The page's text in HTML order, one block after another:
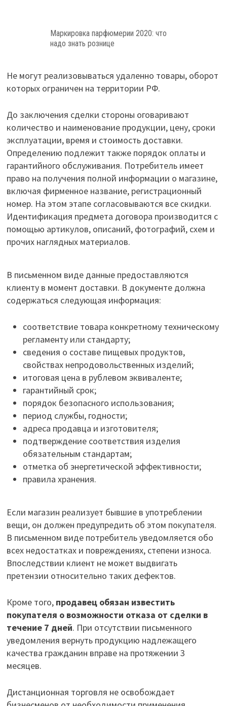
Маркировка парфюмерии 2020: что
надо знать рознице
Не могут реализовываться удаленно товары, оборот
которых ограничен на территории РФ.
До заключения сделки стороны оговаривают
количество и наименование продукции, цену, сроки
эксплуатации, время и стоимость доставки.
Определению подлежит также порядок оплаты и
гарантийного обслуживания. Потребитель имеет
право на получения полной информации о магазине,
включая фирменное название, регистрационный
номер. На этом этапе согласовываются все скидки.
Идентификация предмета договора производится с
помощью артикулов, описаний, фотографий, схем и
прочих наглядных материалов.
В письменном виде данные предоставляются
клиенту в момент доставки. В документе должна
содержаться следующая информация:
соответствие товара конкретному техническому
регламенту или стандарту;
сведения о составе пищевых продуктов,
свойствах непродовольственных изделий;
итоговая цена в рублевом эквиваленте;
гарантийный срок;
порядок безопасного использования;
период службы, годности;
адреса продавца и изготовителя;
подтверждение соответствия изделия
обязательным стандартам;
отметка об энергетической эффективности;
правила хранения.
Если магазин реализует бывшие в употреблении
вещи, он должен предупредить об этом покупателя.
В письменном виде потребитель уведомляется обо
всех недостатках и повреждениях, степени износа.
Впоследствии клиент не может выдвигать
претензии относительно таких дефектов.
Кроме того, продавец обязан известить
покупателя о возможности отказа от сделки в
течение 7 дней. При отсутствии письменного
уведомления вернуть продукцию надлежащего
качества гражданин вправе на протяжении 3
месяцев.
Дистанционная торговля не освобождает